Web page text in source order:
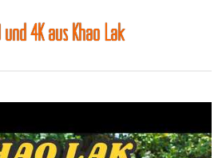
4K aus Khao Lak